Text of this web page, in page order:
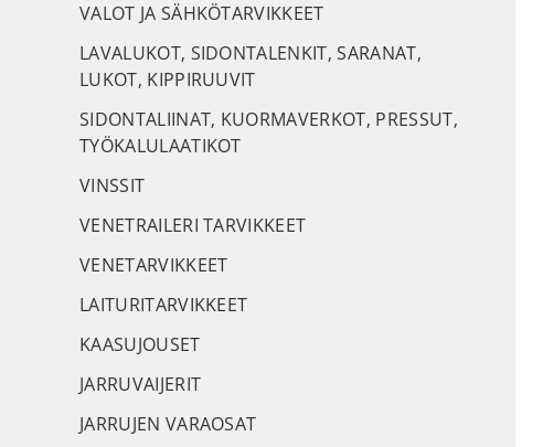
VALOT JA SÄHKÖTARVIKKEET
LAVALUKOT, SIDONTALENKIT, SARANAT,
LUKOT, KIPPIRUUVIT
SIDONTALIINAT, KUORMAVERKOT, PRESSUT,
TYÖKALULAATIKOT
VINSSIT
VENETRAILERI TARVIKKEET
VENETARVIKKEET
LAITURITARVIKKEET
KAASUJOUSET
JARRUVAIJERIT
JARRUJEN VARAOSAT